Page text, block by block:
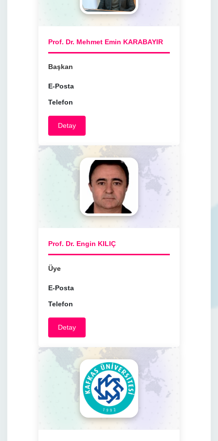
Prof. Dr. Mehmet Emin KARABAYIR
Başkan
E-Posta
Telefon
Detay
Prof. Dr. Engin KILIÇ
Üye
E-Posta
Telefon
Detay